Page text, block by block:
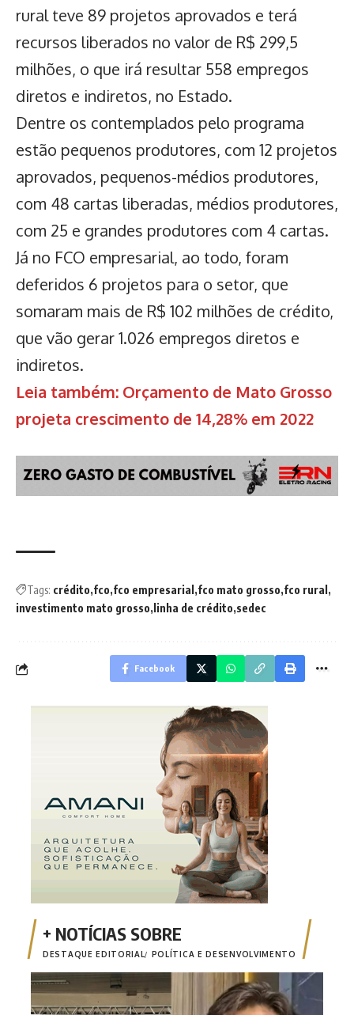
rural teve 89 projetos aprovados e terá
recursos liberados no valor de R$ 299,5
milhões, o que irá resultar 558 empregos
diretos e indiretos, no Estado.
Dentre os contemplados pelo programa
estão pequenos produtores, com 12 projetos
aprovados, pequenos-médios produtores,
com 48 cartas liberadas, médios produtores,
com 25 e grandes produtores com 4 cartas.
Já no FCO empresarial, ao todo, foram
deferidos 6 projetos para o setor, que
somaram mais de R$ 102 milhões de crédito,
que vão gerar 1.026 empregos diretos e
indiretos.
Leia também: Orçamento de Mato Grosso
projeta crescimento de 14,28% em 2022
Tags: crédito fco fco empresarial fco mato grosso fco rural
investimento mato grosso linha de crédito sedec
Facebook
DESTAQUE EDITORIAL POLÍTICA E DESENVOLVIMENTO